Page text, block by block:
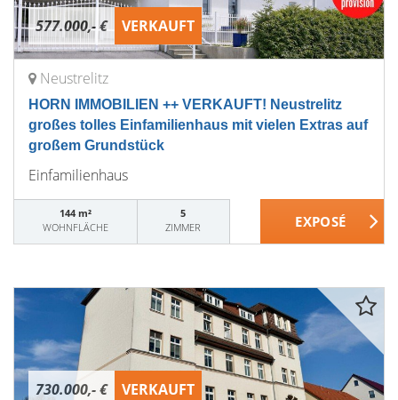
577.000,- € VERKAUFT
Neustrelitz
HORN IMMOBILIEN ++ VERKAUFT! Neustrelitz
großes tolles Einfamilienhaus mit vielen Extras auf
großem Grundstück
Einfamilienhaus
144 m²
WOHNFLÄCHE
5
ZIMMER
730.000,- € VERKAUFT